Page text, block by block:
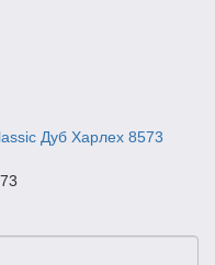
Дуб Харлех 8573